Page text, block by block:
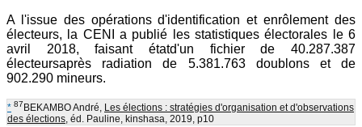
A l'issue des opérations d'identification et enrôlement des
électeurs, la CENI a publié les statistiques électorales le 6
avril 2018, faisant étatd'un fichier de 40.287.387
électeursaprès radiation de 5.381.763 doublons et de
902.290 mineurs.
* 87BEKAMBO André, Les élections : stratégies d'organisation et d'observations
des élections , éd. Pauline, kinshasa, 2019, p10